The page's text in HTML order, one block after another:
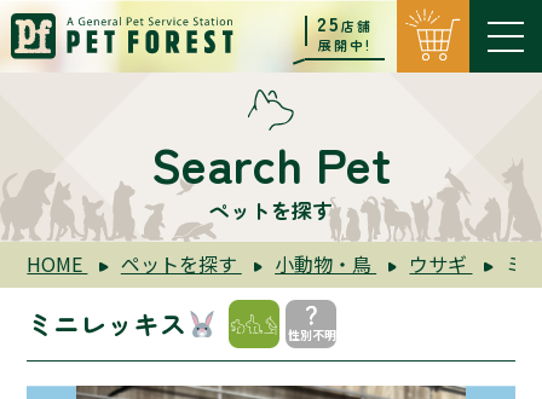
25店舗
展開中!
Search Pet
ペットを探す
HOME ペットを探す 小動物・鳥 ウサギ ミ
ミニレッキス 性別不明